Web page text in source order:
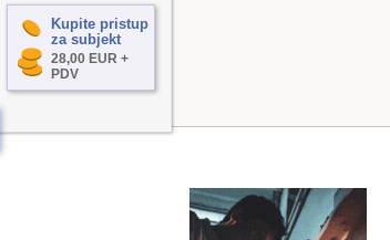
Kupite pristup
za subjekt
28,00 EUR +
PDV